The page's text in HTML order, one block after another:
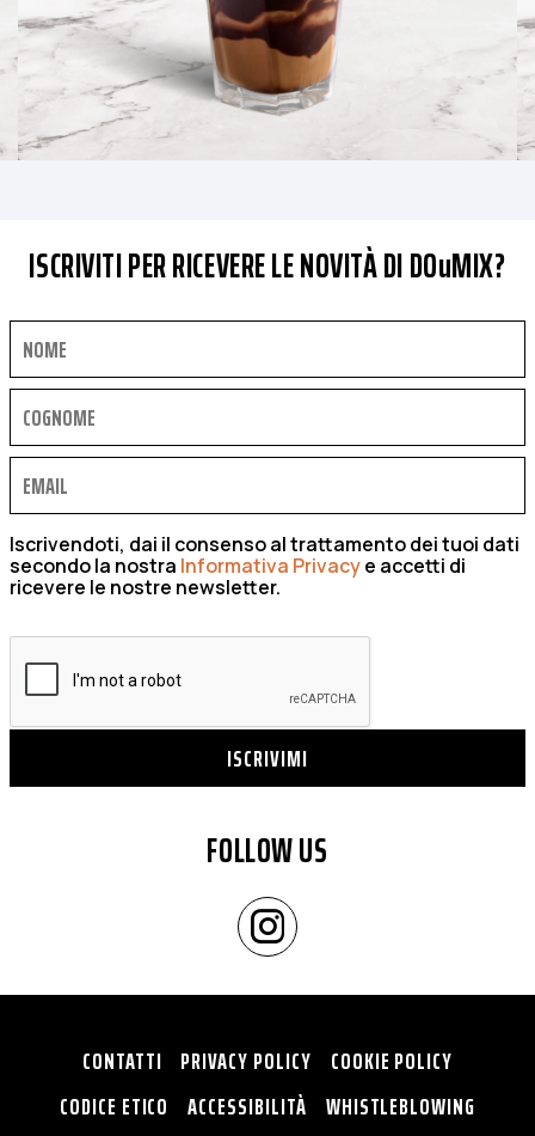
ISCRIVITI PER RICEVERE LE NOVITÀ DI DOuMIX?
Iscrivendoti, dai il consenso al trattamento dei tuoi dati
secondo la nostra Informativa Privacye accetti di
ricevere le nostre newsletter.
ISCRIVIMI
FOLLOW US
CONTATTI PRIVACY POLICY COOKIE POLICY
CODICE ETICO
ACCESSIBILITÀ WHISTLEBLOWING